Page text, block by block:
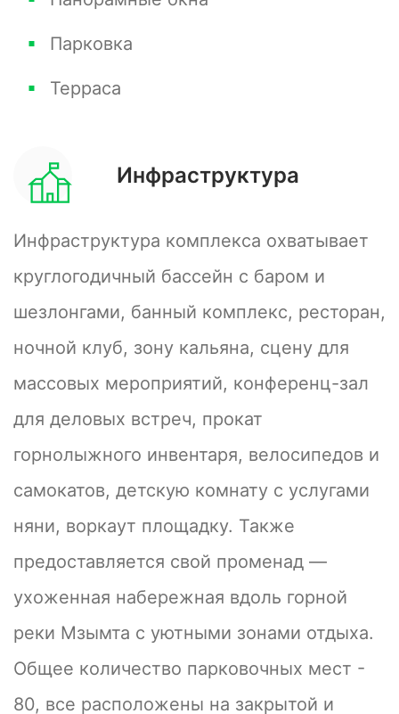
Парковка
Терраса
Инфраструктура
Инфраструктура комплекса охватывает
круглогодичный бассейн с баром и
шезлонгами, банный комплекс, ресторан,
ночной клуб, зону кальяна, сцену для
массовых мероприятий, конференц-зал
для деловых встреч, прокат
горнолыжного инвентаря, велосипедов и
самокатов, детскую комнату с услугами
няни, воркаут площадку. Также
предоставляется свой променад —
ухоженная набережная вдоль горной
реки Мзымта с уютными зонами отдыха.
Общее количество парковочных мест -
80, все расположены на закрытой и